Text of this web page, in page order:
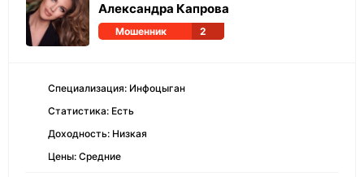
Александра Капрова
Мошенник 2
Специализация: Инфоцыган
Статистика: Есть
Доходность: Низкая
Цены: Средние